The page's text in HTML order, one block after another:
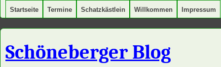
Startseite Termine Schatzkästlein Willkommen Impressum
Schöneberger Blog